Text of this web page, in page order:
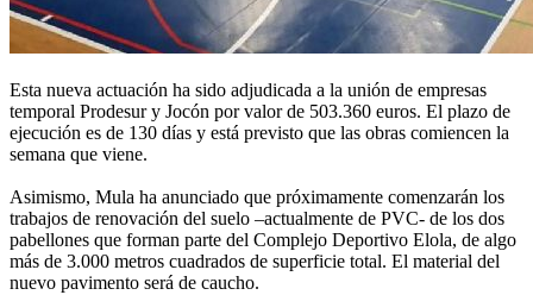
Esta nueva actuación ha sido adjudicada a la unión de empresas
temporal Prodesur y Jocón por valor de 503.360 euros. El plazo de
ejecución es de 130 días y está previsto que las obras comiencen la
semana que viene.
Asimismo, Mula ha anunciado que próximamente comenzarán los
trabajos de renovación del suelo –actualmente de PVC- de los dos
pabellones que forman parte del Complejo Deportivo Elola, de algo
más de 3.000 metros cuadrados de superficie total. El material del
nuevo pavimento será de caucho.